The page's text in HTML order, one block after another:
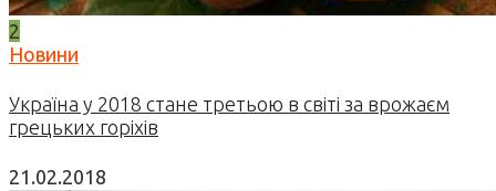
2
Новини
Україна у 2018 стане третьою в світі за врожаєм
грецьких горіхів
21.02.2018